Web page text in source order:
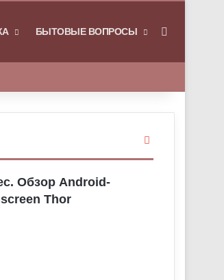
БЫТОВЫЕ ВОПРОСЫ
Обзор Android-
Thor